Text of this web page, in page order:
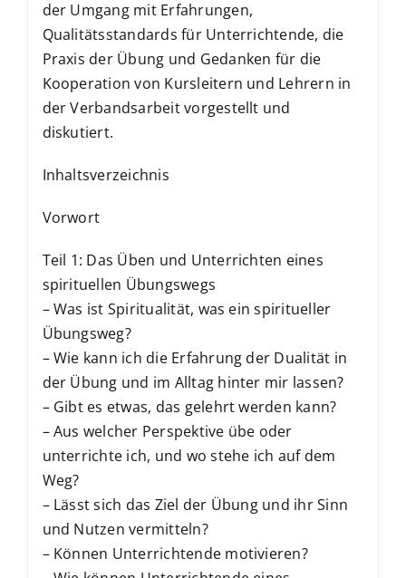
der Umgang mit Erfahrungen,
Qualitätsstandards für Unterrichtende, die
Praxis der Übung und Gedanken für die
Kooperation von Kursleitern und Lehrern in
der Verbandsarbeit vorgestellt und
diskutiert.
Inhaltsverzeichnis
Vorwort
Teil 1: Das Üben und Unterrichten eines
spirituellen Übungswegs
– Was ist Spiritualität, was ein spiritueller
Übungsweg?
– Wie kann ich die Erfahrung der Dualität in
der Übung und im Alltag hinter mir lassen?
– Gibt es etwas, das gelehrt werden kann?
– Aus welcher Perspektive übe oder
unterrichte ich, und wo stehe ich auf dem
Weg?
– Lässt sich das Ziel der Übung und ihr Sinn
und Nutzen vermitteln?
– Können Unterrichtende motivieren?